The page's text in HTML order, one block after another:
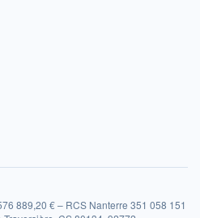
889,20 € – RCS Nanterre 351 058 151